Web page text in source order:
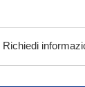
Richiedi